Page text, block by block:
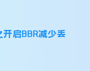
启BBR减少丢